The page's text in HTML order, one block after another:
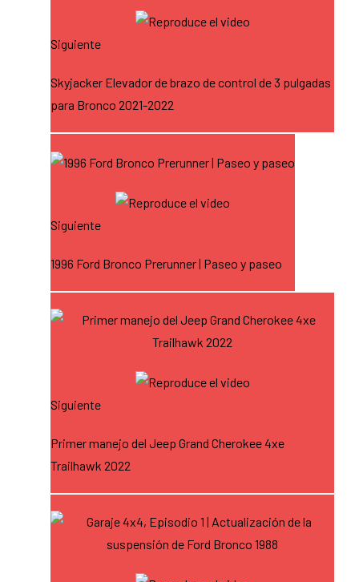
Siguiente
Skyjacker Elevador de brazo de control de 3 pulgadas
para Bronco 2021-2022
Siguiente
1996 Ford Bronco Prerunner | Paseo y paseo
Siguiente
Primer manejo del Jeep Grand Cherokee 4xe
Trailhawk 2022